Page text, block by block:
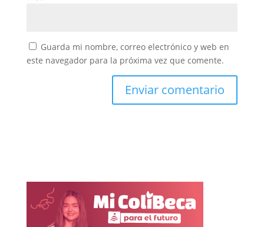
Guarda mi nombre, correo electrónico y web en
este navegador para la próxima vez que comente.